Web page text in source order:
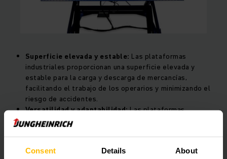
Consent Details About
Superficie elevada y estable: Las plataformas
industriales proporcionan una superficie elevada y
estable para la carga y descarga de mercancías,
facilitando el trabajo de los operarios y minimizando el
riesgo de accidentes.
Versatilidad y adaptabilidad:Las plataformas
industriales se pueden personalizar en cuanto a tamaño,
Mejora en la ergonomía:Reducen el esfuerzo físico de